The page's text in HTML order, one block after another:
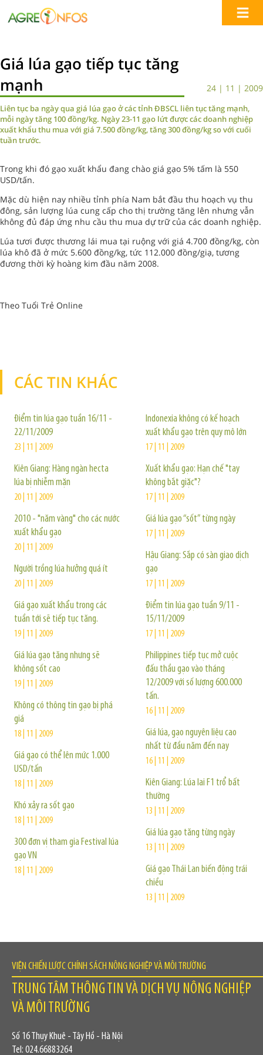
Giá lúa gạo tiếp tục tăng
mạnh
24 | 11 | 2009
Liên tục ba ngày qua giá lúa gạo ở các tỉnh ĐBSCL liên tục tăng mạnh,
mỗi ngày tăng 100 đồng/kg. Ngày 23-11 gạo lứt được các doanh nghiệp
xuất khẩu thu mua với giá 7.500 đồng/kg, tăng 300 đồng/kg so với cuối
tuần trước.
Trong khi đó gạo xuất khẩu đang chào giá gạo 5% tấm là 550
USD/tấn.
Mặc dù hiện nay nhiều tỉnh phía Nam bắt đầu thu hoạch vụ thu
đông, sản lượng lúa cung cấp cho thị trường tăng lên nhưng vẫn
không đủ đáp ứng nhu cầu thu mua dự trữ của các doanh nghiệp.
Lúa tươi được thương lái mua tại ruộng với giá 4.700 đồng/kg, còn
lúa khô đã ở mức 5.600 đồng/kg, tức 112.000 đồng/giạ, tương
đương thời kỳ hoàng kim đầu năm 2008.
Theo Tuổi Trẻ Online
CÁC TIN KHÁC
Điểm tin lúa gạo tuần 16/11 -
22/11/2009
23 | 11 | 2009
Kiên Giang: Hàng ngàn hecta
lúa bị nhiễm mặn
20 | 11 | 2009
2010 - "năm vàng" cho các nước
xuất khẩu gạo
20 | 11 | 2009
Người trồng lúa hưởng quá ít
20 | 11 | 2009
Giá gạo xuất khẩu trong các
tuần tới sẽ tiếp tục tăng.
19 | 11 | 2009
Giá lúa gạo tăng nhưng sẽ
không sốt cao
19 | 11 | 2009
Không có thông tin gạo bị phá
giá
18 | 11 | 2009
Giá gạo có thể lên mức 1.000
USD/tấn
18 | 11 | 2009
Khó xảy ra sốt gạo
18 | 11 | 2009
300 đơn vị tham gia Festival lúa
gạo VN
18 | 11 | 2009
Indonexia không có kế hoạch
xuất khẩu gạo trên quy mô lớn
17 | 11 | 2009
Xuất khẩu gạo: Hạn chế "tay
không bắt giặc"?
17 | 11 | 2009
Giá lúa gạo “sốt” từng ngày
17 | 11 | 2009
Hậu Giang: Sắp có sàn giao dịch
gạo
17 | 11 | 2009
Điểm tin lúa gạo tuần 9/11 -
15/11/2009
17 | 11 | 2009
Philippines tiếp tục mở cuộc
đấu thầu gạo vào tháng
12/2009 với số lượng 600.000
tấn.
16 | 11 | 2009
Giá lúa, gạo nguyên liệu cao
nhất từ đầu năm đến nay
16 | 11 | 2009
Kiên Giang: Lúa lai F1 trổ bất
thường
13 | 11 | 2009
Giá lúa gạo tăng từng ngày
13 | 11 | 2009
Giá gạo Thái Lan biến động trái
chiều
13 | 11 | 2009
VIỆN CHIẾN LƯỢC CHÍNH SÁCH NÔNG NGHIỆP VÀ MÔI TRƯỜNG
TRUNG TÂM THÔNG TIN VÀ DỊCH VỤ NÔNG NGHIỆP
VÀ MÔI TRƯỜNG
Số 16 Thụy Khuê - Tây Hồ - Hà Nội
Tel: 024.66883264